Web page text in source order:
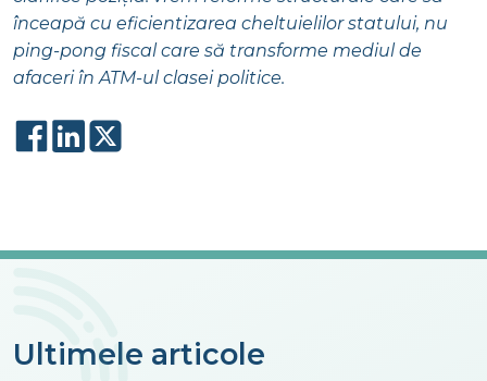
înceapă cu eficientizarea cheltuielilor statului, nu
ping-pong fiscal care să transforme mediul de
afaceri în ATM-ul clasei politice.
Ultimele articole